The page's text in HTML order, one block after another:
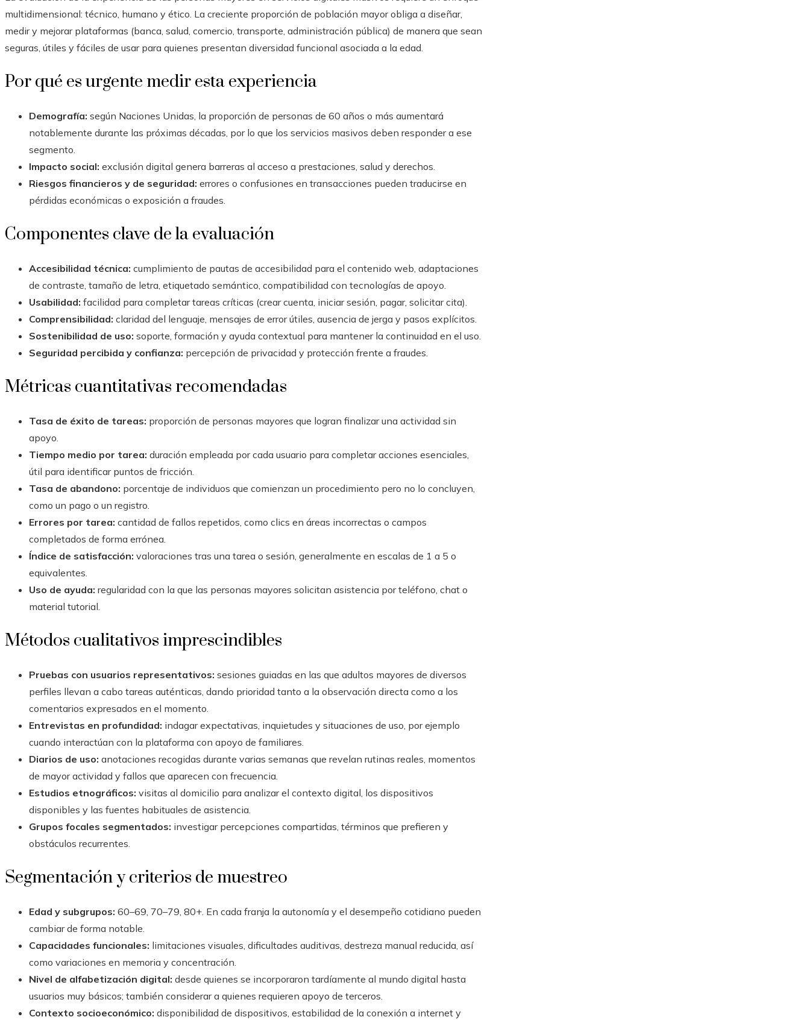
multidimensional: técnico, humano y ético. La creciente proporción de población mayor obliga a diseñar,
medir y mejorar plataformas (banca, salud, comercio, transporte, administración pública) de manera que sean
seguras, útiles y fáciles de usar para quienes presentan diversidad funcional asociada a la edad.
Por qué es urgente medir esta experiencia
Demografía: según Naciones Unidas, la proporción de personas de 60 años o más aumentará
notablemente durante las próximas décadas, por lo que los servicios masivos deben responder a ese
segmento.
Impacto social: exclusión digital genera barreras al acceso a prestaciones, salud y derechos.
Riesgos financieros y de seguridad: errores o confusiones en transacciones pueden traducirse en
pérdidas económicas o exposición a fraudes.
Componentes clave de la evaluación
Accesibilidad técnica: cumplimiento de pautas de accesibilidad para el contenido web, adaptaciones
de contraste, tamaño de letra, etiquetado semántico, compatibilidad con tecnologías de apoyo.
Usabilidad: facilidad para completar tareas críticas (crear cuenta, iniciar sesión, pagar, solicitar cita).
Comprensibilidad: claridad del lenguaje, mensajes de error útiles, ausencia de jerga y pasos explícitos.
Sostenibilidad de uso: soporte, formación y ayuda contextual para mantener la continuidad en el uso.
Seguridad percibida y confianza: percepción de privacidad y protección frente a fraudes.
Métricas cuantitativas recomendadas
Tasa de éxito de tareas: proporción de personas mayores que logran finalizar una actividad sin
apoyo.
Tiempo medio por tarea: duración empleada por cada usuario para completar acciones esenciales,
útil para identificar puntos de fricción.
Tasa de abandono: porcentaje de individuos que comienzan un procedimiento pero no lo concluyen,
como un pago o un registro.
Errores por tarea: cantidad de fallos repetidos, como clics en áreas incorrectas o campos
completados de forma errónea.
Índice de satisfacción: valoraciones tras una tarea o sesión, generalmente en escalas de 1 a 5 o
equivalentes.
Uso de ayuda: regularidad con la que las personas mayores solicitan asistencia por teléfono, chat o
material tutorial.
Métodos cualitativos imprescindibles
Pruebas con usuarios representativos: sesiones guiadas en las que adultos mayores de diversos
perfiles llevan a cabo tareas auténticas, dando prioridad tanto a la observación directa como a los
comentarios expresados en el momento.
Entrevistas en profundidad: indagar expectativas, inquietudes y situaciones de uso, por ejemplo
cuando interactúan con la plataforma con apoyo de familiares.
Diarios de uso: anotaciones recogidas durante varias semanas que revelan rutinas reales, momentos
de mayor actividad y fallos que aparecen con frecuencia.
Estudios etnográficos: visitas al domicilio para analizar el contexto digital, los dispositivos
disponibles y las fuentes habituales de asistencia.
Grupos focales segmentados: investigar percepciones compartidas, términos que prefieren y
obstáculos recurrentes.
Segmentación y criterios de muestreo
Edad y subgrupos: 60–69, 70–79, 80+. En cada franja la autonomía y el desempeño cotidiano pueden
cambiar de forma notable.
Capacidades funcionales: limitaciones visuales, dificultades auditivas, destreza manual reducida, así
como variaciones en memoria y concentración.
Nivel de alfabetización digital: desde quienes se incorporaron tardíamente al mundo digital hasta
usuarios muy básicos; también considerar a quienes requieren apoyo de terceros.
Contexto socioeconómico: disponibilidad de dispositivos, estabilidad de la conexión a internet y